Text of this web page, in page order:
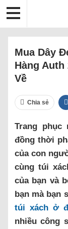
Mua Dây
Hàng
Về
Chia sẻ
Trang
đồng thời
của con
cùng túi
của bạn và
bạn mà bạn
túi xách ở
nhiều công